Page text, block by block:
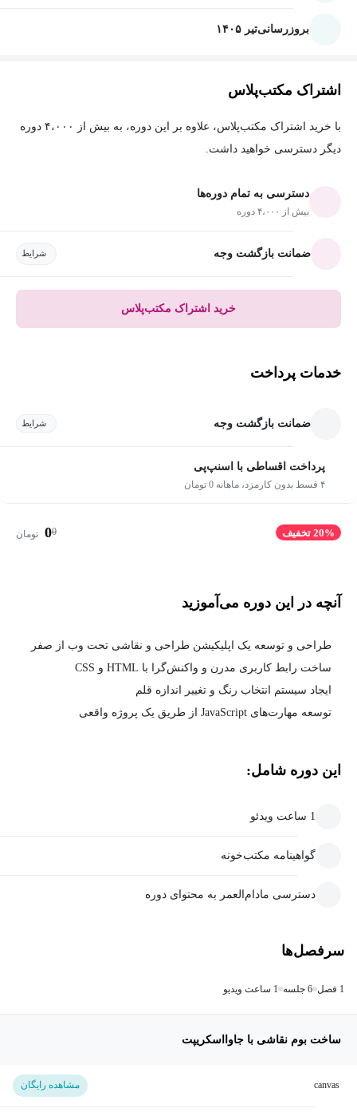
بروزرسانیتیر ۱۴۰۵
اشتراک مکتب‌پلاس
با خرید اشتراک مکتب‌پلاس، علاوه بر این دوره، به بیش از ۴،۰۰۰ دوره
دیگر دسترسی خواهید داشت.
دسترسی به تمام دوره‌ها
بیش از ۴،۰۰۰ دوره
ضمانت بازگشت وجه شرایط
خرید اشتراک مکتب‌پلاس
خدمات پرداخت
ضمانت بازگشت وجه شرایط
پرداخت اقساطی با اسنپ‌پی
۴ قسط بدون کارمزد، ماهانه 0 تومان
20% تخفیف 0
0 تومان
آنچه در این دوره می‌آموزید
طراحی و توسعه یک اپلیکیشن طراحی و نقاشی تحت وب از صفر
ساخت رابط کاربری مدرن و واکنش‌گرا با HTML و CSS
ایجاد سیستم انتخاب رنگ و تغییر اندازه قلم
توسعه مهارت‌های JavaScript از طریق یک پروژه واقعی
این دوره شامل:
1 ساعت ویدئو
گواهینامه مکتب‌خونه
دسترسی مادام‌العمر به محتوای دوره
سرفصل‌ها
1 فصل 6 جلسه 1 ساعت ویدیو
ساخت بوم نقاشی با جاوااسکریپت
مشاهده رایگان